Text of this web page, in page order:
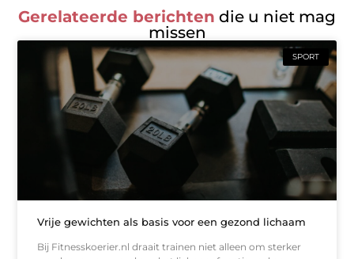
Gerelateerde berichten die u niet mag
missen
SPORT
Vrije gewichten als basis voor een gezond lichaam
Bij Fitnesskoerier.nl draait trainen niet alleen om sterker